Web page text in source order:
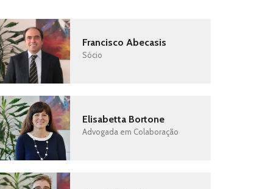
Francisco Abecasis
Sócio
Elisabetta Bortone
Advogada em Colaboração